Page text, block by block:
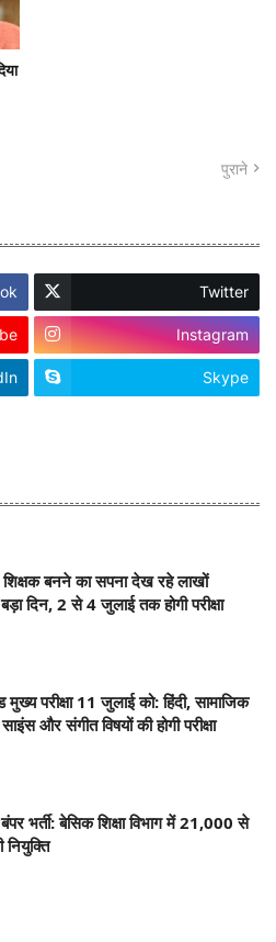
पुराने
Twitter
Instagram
Skype
बनने का सपना देख रहे लाखों
दिन, 2 से 4 जुलाई तक होगी परीक्षा
परीक्षा 11 जुलाई को: हिंदी, सामाजिक
और संगीत विषयों की होगी परीक्षा
भर्ती: बेसिक शिक्षा विभाग में 21,000 से
नियुक्ति